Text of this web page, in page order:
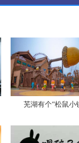
芜湖有个“松鼠小